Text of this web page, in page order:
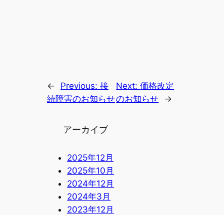
← Previous:接
続障害のお知らせ
Next:価格改定
のお知らせ
→
アーカイブ
2025年12月
2025年10月
2024年12月
2024年3月
2023年12月